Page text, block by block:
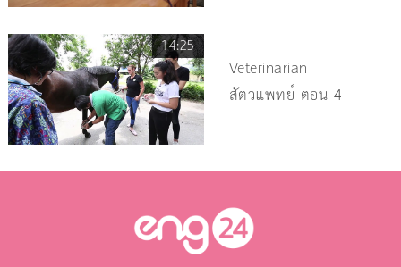
14:25
Veterinarian
สัตวแพทย์ ตอน 4